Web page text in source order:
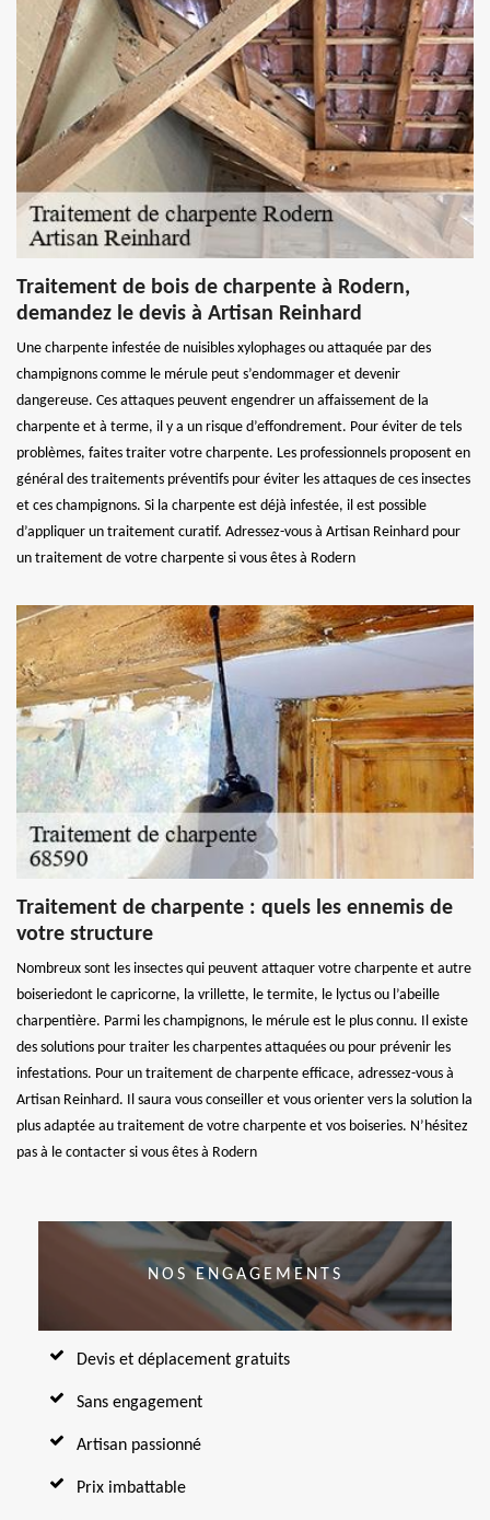
Traitement de bois de charpente à Rodern,
demandez le devis à Artisan Reinhard
Une charpente infestée de nuisibles xylophages ou attaquée par des
champignons comme le mérule peut s’endommager et devenir
dangereuse. Ces attaques peuvent engendrer un affaissement de la
charpente et à terme, il y a un risque d’effondrement. Pour éviter de tels
problèmes, faites traiter votre charpente. Les professionnels proposent en
général des traitements préventifs pour éviter les attaques de ces insectes
et ces champignons. Si la charpente est déjà infestée, il est possible
d’appliquer un traitement curatif. Adressez-vous à Artisan Reinhard pour
un traitement de votre charpente si vous êtes à Rodern
Traitement de charpente : quels les ennemis de
votre structure
Nombreux sont les insectes qui peuvent attaquer votre charpente et autre
boiseriedont le capricorne, la vrillette, le termite, le lyctus ou l’abeille
charpentière. Parmi les champignons, le mérule est le plus connu. Il existe
des solutions pour traiter les charpentes attaquées ou pour prévenir les
infestations. Pour un traitement de charpente efficace, adressez-vous à
Artisan Reinhard. Il saura vous conseiller et vous orienter vers la solution la
plus adaptée au traitement de votre charpente et vos boiseries. N’hésitez
pas à le contacter si vous êtes à Rodern
NOS ENGAGEMENTS
Devis et déplacement gratuits
Sans engagement
Artisan passionné
Prix imbattable